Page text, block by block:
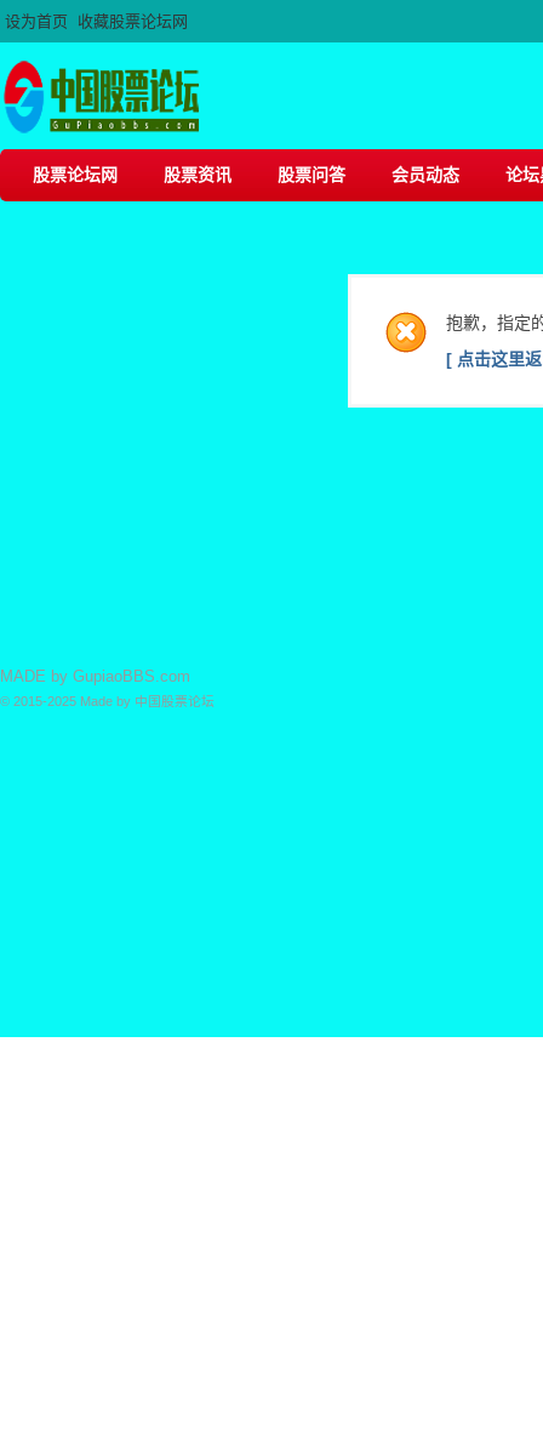
设为首页 收藏股票论坛网
股票论坛网 股票资讯 股票问答 会员动态 论坛
抱歉，指定
[ 点击这里
MADE by GupiaoBBS.com
© 2015-2025 Made by 中国股票论坛